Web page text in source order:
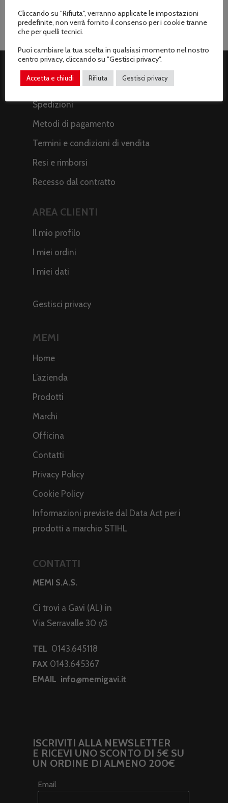
ASSISTENZA CLIENTI
Spedizioni
Metodi di pagamento
Termini e condizioni di vendita
Resi e rimborsi
Recesso dal contratto
AREA CLIENTI
Il mio profilo
I miei ordini
I miei dati
Gestisci privacy
MEMI
Home
L’azienda
Prodotti
Marchi
Officina
Contatti
Privacy Policy
Cookie Policy
Informazioni previste dal Data Act per i
prodotti a marchio STIHL
CONTATTI
MEMI S.A.S.
Ci trovi a Gavi (AL) in
Via Serravalle 30 r/3
TEL 0143.645118
FAX 0143.645367
EMAIL info@memigavi.it
ISCRIVITI ALLA NEWSLETTER
E RICEVI UNO SCONTO DI 5€ SU
UN ORDINE DI ALMENO 200€
Email
Cliccando su "Rifiuta", verranno applicate le impostazioni
predefinite, non verrà fornito il consenso per i cookie tranne
che per quelli tecnici.
Puoi cambiare la tua scelta in qualsiasi momento nel nostro
centro privacy, cliccando su "Gestisci privacy".
Accetta e chiudi Rifiuta Gestisci privacy